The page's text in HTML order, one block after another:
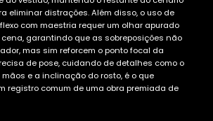
eliminar distrações. Além disso, o uso de
com maestria requer um olhar apurado
garantindo que as sobreposições não
mas sim reforcem o ponto focal da
de pose, cuidando de detalhes como o
e a inclinação do rosto, é o que
registro comum de uma obra premiada de